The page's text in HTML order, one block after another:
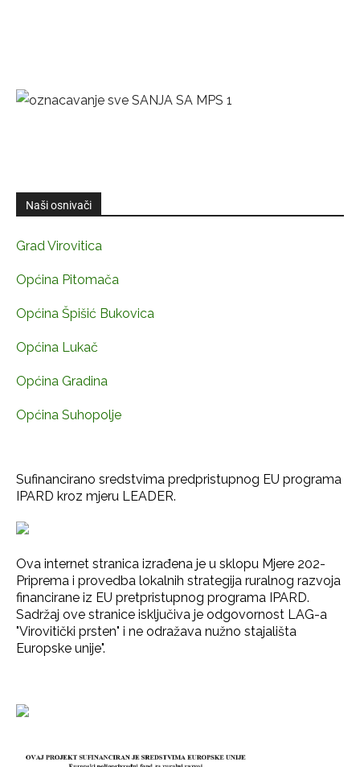
Naši osnivači
Grad Virovitica
Općina Pitomača
Općina Špišić Bukovica
Općina Lukač
Općina Gradina
Općina Suhopolje
Sufinancirano sredstvima predpristupnog EU programa
IPARD kroz mjeru LEADER.
Ova internet stranica izrađena je u sklopu Mjere 202-
Priprema i provedba lokalnih strategija ruralnog razvoja
financirane iz EU pretpristupnog programa IPARD.
Sadržaj ove stranice isključiva je odgovornost LAG-a
"Virovitički prsten" i ne odražava nužno stajališta
Europske unije".